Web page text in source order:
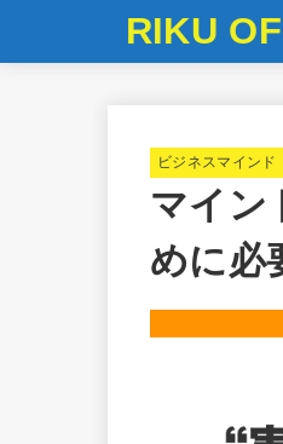
RIKU
ビジネスマインド
マイン
めに必